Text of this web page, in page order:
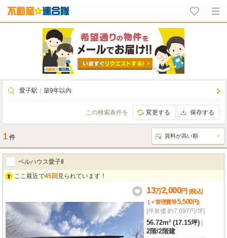
愛子駅 築9年以内
この検索条件を 変更する 保存する
1 件
ベルハウス愛子Ⅱ
ここ最近で45回 見られています！
13万2,000円 [税込]
(＋管理費等5,500円)
[坪単価 約7,697円/坪]
56.72m² (17.15坪)
2階/2階建